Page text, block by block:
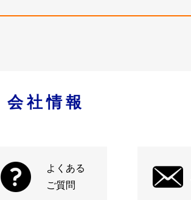
会社情報
よくある
ご質問